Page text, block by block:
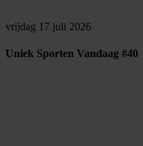
vrijdag 17 juli 2026
Uniek Sporten Vandaag #40